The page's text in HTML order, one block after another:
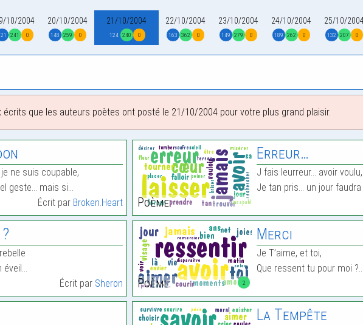
10/2004
241 0
20/10/2004
148 259 0
21/10/2004
124 240 0
22/10/2004
163 362 0
23/10/2004
149 279 0
24/10/2004
189 262 0
25/10/
132 207 0
écrits que les auteurs poètes ont posté le 21/10/2004 pour votre plus grand plaisir.
ne suis coupable,
geste… mais si…
Écrit par Broken.Heart Poème:
Erreur…
J fais leurreur… avoir
Je tan pris… un jour
éveil…
Écrit par Sheron 2
Poème:
Merci
Je T’aime, et toi,
Que ressent tu pour moi ?…
La Tempête